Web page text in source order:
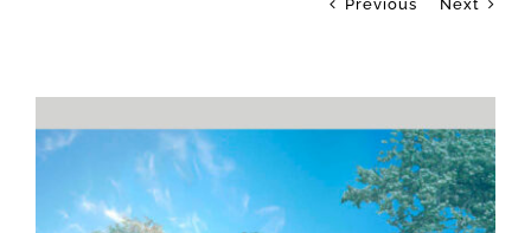
Previous Next